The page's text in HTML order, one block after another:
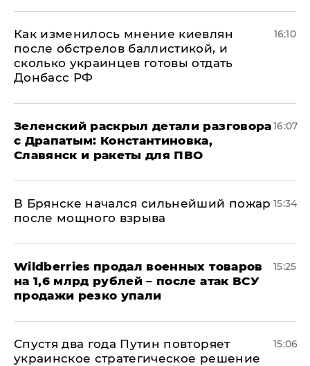
Как изменилось мнение киевлян
после обстрелов баллистикой, и
сколько украинцев готовы отдать
Донбасс РФ
16:10
​Зеленский раскрыл детали разговора
с Драпатым: Константиновка,
Славянск и ракеты для ПВО
16:07
В Брянске начался сильнейший пожар
после мощного взрыва
15:34
​Wildberries продал военных товаров
на 1,6 млрд рублей – после атак ВСУ
продажи резко упали
15:25
Спустя два года Путин повторяет
украинское стратегическое решение
15:06